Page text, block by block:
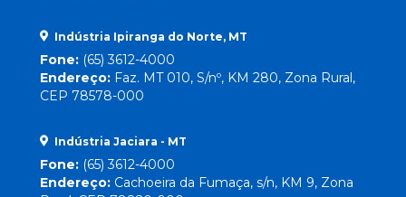
Indústria Ipiranga do Norte, MT
Fone: (65) 3612-4000
Endereço: Faz. MT 010, S/nº, KM 280, Zona Rural,
CEP 78578-000
Indústria Jaciara - MT
Fone: (65) 3612-4000
Endereço: Cachoeira da Fumaça, s/n, KM 9, Zona